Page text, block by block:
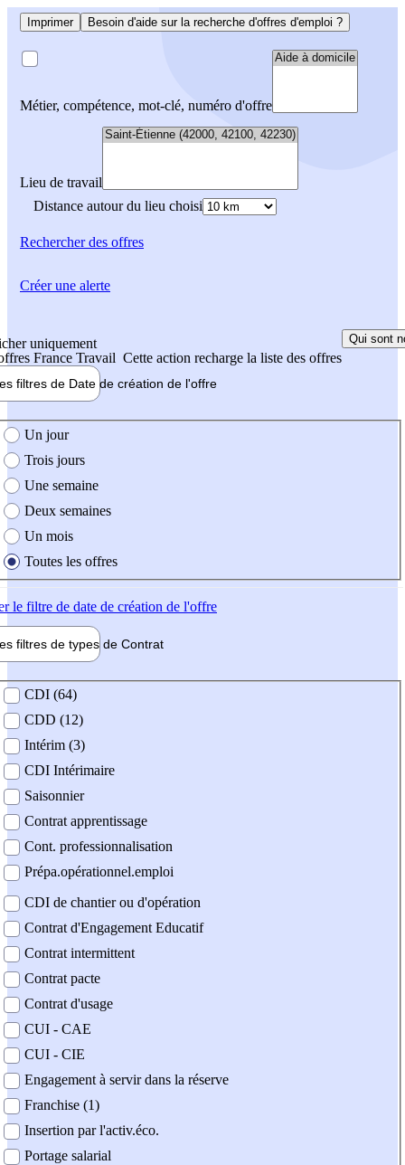
Imprimer Besoin d'aide sur la recherche d'offres d'emploi ?
Métier, compétence, mot-clé, numéro d'offre
Lieu de travail
Distance autour du lieu choisi
Rechercherdes offres
uniquement
France Travail Cette action recharge la liste des offres
Qui sont
filtres de Date de création de l'offre
création de l'offre
Un jour
Trois jours
Une semaine
Deux semaines
Un mois
Toutes les offres
le filtre de date de création de l'offre
filtres de types de Contrat
contrat
CDI (64)
CDD (12)
Intérim (3)
CDI Intérimaire
Saisonnier
Contrat apprentissage
Cont. professionnalisation
Prépa.opérationnel.emploi
CDI de chantier ou d'opération
Contrat d'Engagement Educatif
Contrat intermittent
Contrat pacte
Contrat d'usage
CUI - CAE
CUI - CIE
Engagement à servir dans la réserve
Franchise (1)
Insertion par l'activ.éco.
Portage salarial
Créer une alerte